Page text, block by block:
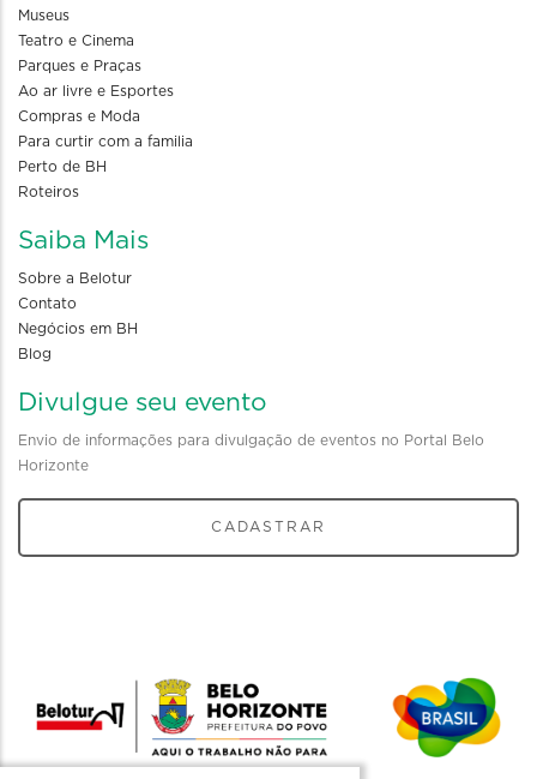
Museus
Teatro e Cinema
Parques e Praças
Ao ar livre e Esportes
Compras e Moda
Para curtir com a familia
Perto de BH
Roteiros
Saiba Mais
Sobre a Belotur
Contato
Negócios em BH
Blog
Divulgue seu evento
Envio de informações para divulgação de eventos no Portal Belo
Horizonte
CADASTRAR